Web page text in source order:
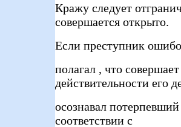
Кражу следует
совершается открыто.
Если преступник
полагал , что
действительности его
осознавал
соответствии с